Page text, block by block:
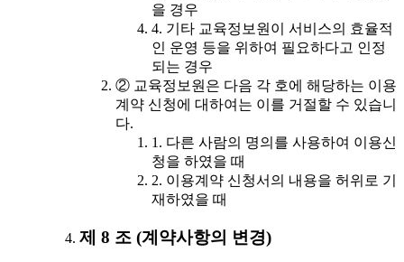
을 경우
4. 기타 교육정보원이 서비스의 효율적
인 운영 등을 위하여 필요하다고 인정
되는 경우
② 교육정보원은 다음 각 호에 해당하는 이용
계약 신청에 대하여는 이를 거절할 수 있습니
다.
1. 다른 사람의 명의를 사용하여 이용신
청을 하였을 때
2. 이용계약 신청서의 내용을 허위로 기
재하였을 때
제 8 조 (계약사항의 변경)